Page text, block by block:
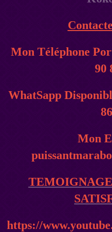
Mon Téléphone
90
WhatSapp
Mon
https://